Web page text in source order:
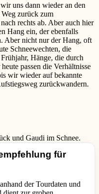
uns dann wieder an den
zurück zum
rechts ab. Aber auch hier
Hang ein, der ebenfalls
Aber nicht nur der Hang, oft
Schneewechten, die
Hänge, die durch
passen die Verhältnisse
wir wieder auf bekannte
zurückwandern.
und Gaudi im Schnee.
für
der Tourdaten und